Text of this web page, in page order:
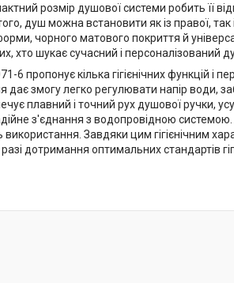
розмір душової системи робить її
душ можна встановити як із правої,
чорного матового покриття й
хто шукає сучасний і персоналізований
6 пропонує кілька гігієнічних функцій
дає змогу легко регулювати напір води,
плавний і точний рух душової ручки,
з'єднання з водопровідною
Завдяки цим гігієнічним
дотримання оптимальних стандартів